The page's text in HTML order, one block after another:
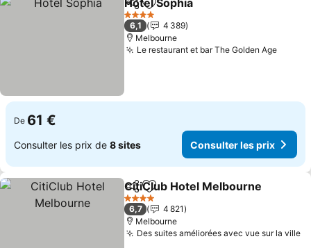
PartagerAjouter à mes favoris
Hotel Sophia
4 Étoiles
6,1
4 389
Melbourne
Le restaurant et bar The Golden Age
De 61 €
Consulter les prix de 8 sites Consulter les prix
PartagerAjouter à mes favoris
CitiClub Hotel Melbourne
4 Étoiles
6,7
4 821
Melbourne
Des suites améliorées avec vue sur la ville